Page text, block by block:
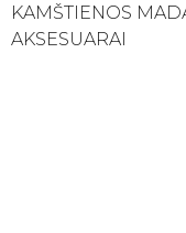
KAMŠTIENOS
AKSESUARAI